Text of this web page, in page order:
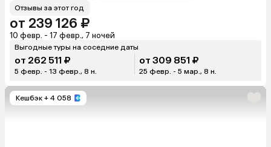
Отзывы за этот год
от 239 126 ₽
10 февр. - 17 февр., 7 ночей
Выгодные туры на соседние даты
от 262 511 ₽
5 февр. - 13 февр., 8 н.
от 309 851 ₽
25 февр. - 5 мар., 8 н.
Кешбэк + 4 058